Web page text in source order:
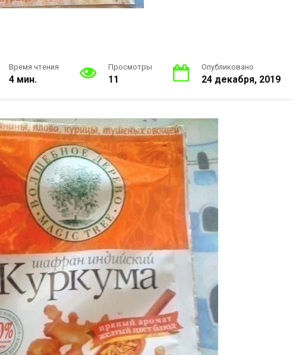
Время чтения
4 мин.
Просмотры
11
Опубликовано
24 декабря, 2019